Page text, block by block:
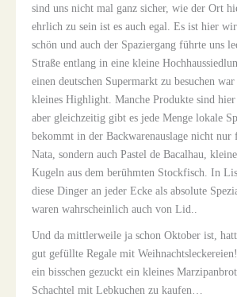
sind uns nicht mal ganz sicher, wie der Ort
ehrlich zu sein ist es auch egal. Es ist hier
schön und auch der Spaziergang führte uns
Straße entlang in eine kleine
einen deutschen Supermarkt zu besuchen
kleines Highlight. Manche Produkte sind hier
aber gleichzeitig gibt es jede Menge lokale
bekommt in der Backwarenauslage nicht nur
Nata, sondern auch Pastel de Bacalhau,
Kugeln aus dem berühmten Stockfisch. In
diese Dinger an jeder Ecke als absolute
waren wahrscheinlich auch von Lid..
Und da mittlerweile ja schon Oktober ist,
gut gefüllte Regale mit
ein bisschen gezuckt ein kleines
Schachtel mit Lebkuchen zu kaufen…